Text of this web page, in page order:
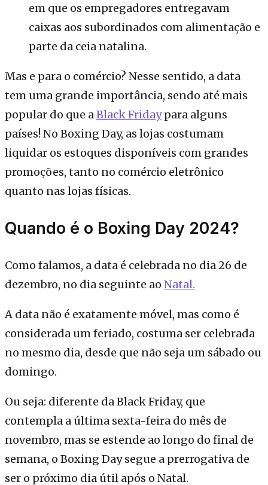
em que os empregadores entregavam
caixas aos subordinados com alimentação e
parte da ceia natalina.
Mas e para o comércio? Nesse sentido, a data
tem uma grande importância, sendo até mais
popular do que aBlack Fridaypara alguns
países! No Boxing Day, as lojas costumam
liquidar os estoques disponíveis com grandes
promoções, tanto no comércio eletrônico
quanto nas lojas físicas.
Quando é o Boxing Day 2024?
Como falamos, a data é celebrada no dia 26 de
dezembro, no dia seguinte ao Natal.
A data não é exatamente móvel, mas como é
considerada um feriado, costuma ser celebrada
no mesmo dia, desde que não seja um sábado ou
domingo.
Ou seja: diferente da Black Friday, que
contempla a última sexta-feira do mês de
novembro, mas se estende ao longo do final de
semana, o Boxing Day segue a prerrogativa de
ser o próximo dia útil após o Natal.